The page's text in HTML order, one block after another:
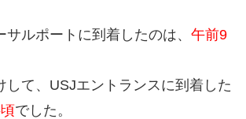
サルポートに到着したのは、 午前9
して、USJエントランスに到着した
でした。